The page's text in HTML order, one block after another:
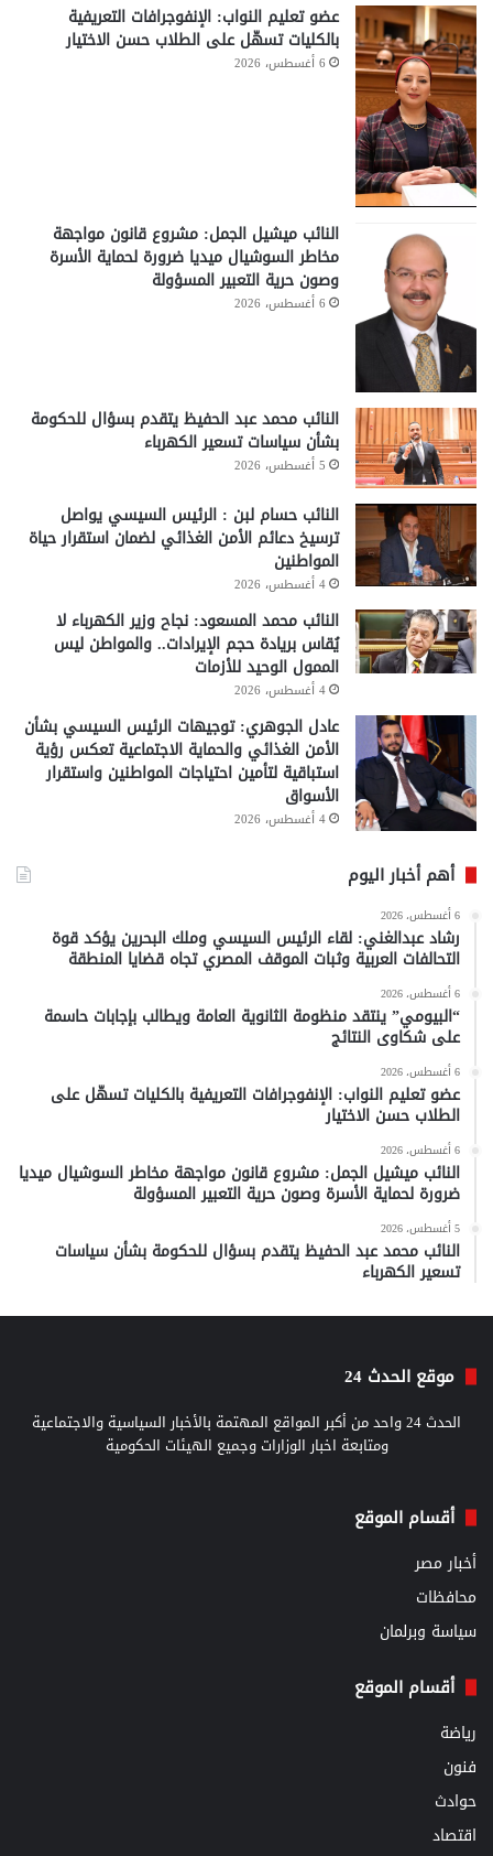
عضو تعليم النواب: الإنفوجرافات التعريفية
بالكليات تسهّل على الطلاب حسن الاختيار
6 أغسطس، 2026
النائب ميشيل الجمل: مشروع قانون مواجهة
مخاطر السوشيال ميديا ضرورة لحماية الأسرة
وصون حرية التعبير المسؤولة
6 أغسطس، 2026
النائب محمد عبد الحفيظ يتقدم بسؤال للحكومة
بشأن سياسات تسعير الكهرباء
5 أغسطس، 2026
النائب حسام لبن : الرئيس السيسي يواصل
ترسيخ دعائم الأمن الغذائي لضمان استقرار حياة
المواطنين
4 أغسطس، 2026
النائب محمد المسعود: نجاح وزير الكهرباء لا
يُقاس بريادة حجم الإيرادات.. والمواطن ليس
الممول الوحيد للأزمات
4 أغسطس، 2026
عادل الجوهري: توجيهات الرئيس السيسي بشأن
الأمن الغذائي والحماية الاجتماعية تعكس رؤية
استباقية لتأمين احتياجات المواطنين واستقرار
الأسواق
4 أغسطس، 2026
أهم أخبار اليوم
6 أغسطس، 2026
رشاد عبدالغني: لقاء الرئيس السيسي وملك البحرين يؤكد قوة
التحالفات العربية وثبات الموقف المصري تجاه قضايا المنطقة
6 أغسطس، 2026
“البيومي” ينتقد منظومة الثانوية العامة ويطالب بإجابات حاسمة
على شكاوى النتائج
6 أغسطس، 2026
عضو تعليم النواب: الإنفوجرافات التعريفية بالكليات تسهّل على
الطلاب حسن الاختيار
6 أغسطس، 2026
النائب ميشيل الجمل: مشروع قانون مواجهة مخاطر السوشيال ميديا
ضرورة لحماية الأسرة وصون حرية التعبير المسؤولة
5 أغسطس، 2026
النائب محمد عبد الحفيظ يتقدم بسؤال للحكومة بشأن سياسات
تسعير الكهرباء
موقع الحدث 24
الحدث 24 واحد من أكبر المواقع المهتمة بالأخبار السياسية والاجتماعية
ومتابعة اخبار الوزارات وجميع الهيئات الحكومية
أقسام الموقع
أخبار مصر
محافظات
سياسة وبرلمان
أقسام الموقع
رياضة
فنون
حوادث
اقتصاد